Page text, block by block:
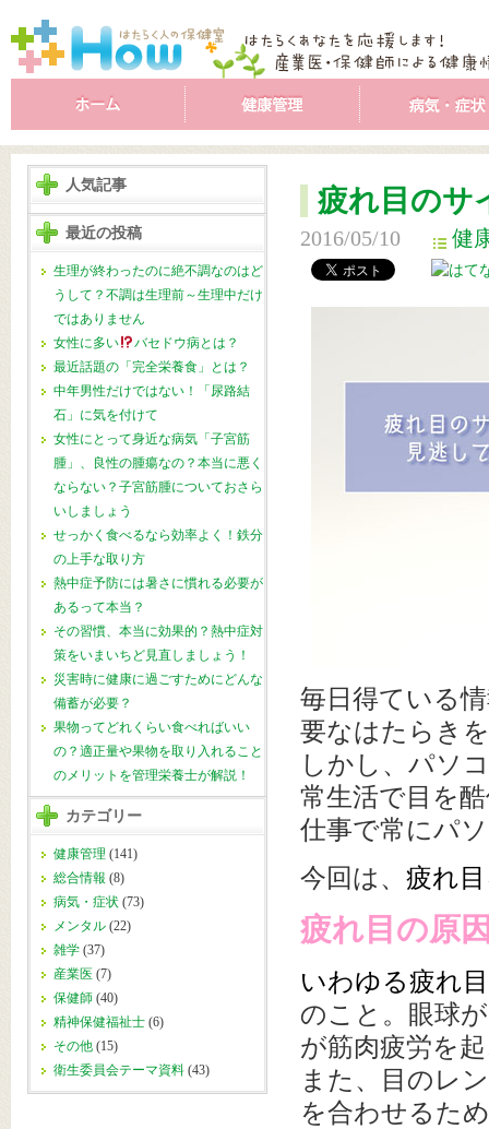
人気記事
最近の投稿
生理が終わったのに絶不調なのはど
うして？不調は生理前～生理中だけ
ではありません
女性に多い
バセドウ病とは？
最近話題の「完全栄養食」とは？
中年男性だけではない！「尿路結
石」に気を付けて
女性にとって身近な病気「子宮筋
腫」、良性の腫瘍なの？本当に悪く
ならない？子宮筋腫についておさら
いしましょう
せっかく食べるなら効率よく！鉄分
の上手な取り方
熱中症予防には暑さに慣れる必要が
あるって本当？
その習慣、本当に効果的？熱中症対
策をいまいちど見直しましょう！
災害時に健康に過ごすためにどんな
備蓄が必要？
果物ってどれくらい食べればいい
の？適正量や果物を取り入れること
のメリットを管理栄養士が解説！
カテゴリー
健康管理 (141)
総合情報 (8)
病気・症状 (73)
メンタル (22)
雑学 (37)
産業医 (7)
保健師 (40)
精神保健福祉士 (6)
その他 (15)
衛生委員会テーマ資料 (43)
疲れ目のサ
2016/05/10 健
毎日得ている
要なはたらき
しかし、パソ
常生活で目を
仕事で常にパ
今回は、 疲れ
疲れ目の原
いわゆる疲れ
のこと。眼球
が筋肉疲労を
また、目のレ
を合わせるた